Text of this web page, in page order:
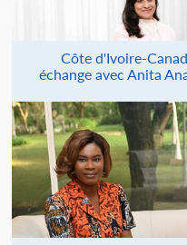
Côte d'Ivoire-
échange avec Anita